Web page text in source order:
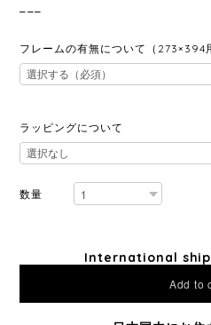
フレームの有無について（273×394
ラッピングについて
数量
International
Add to